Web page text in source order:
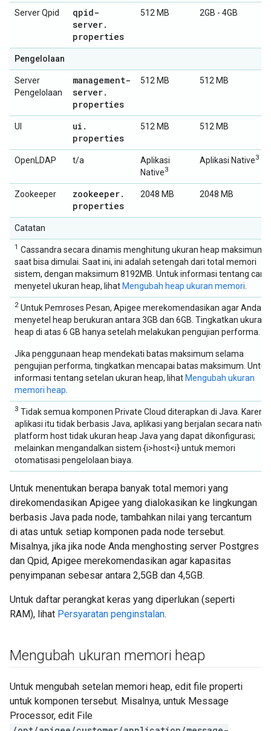
Server Qpid
qpid-
server.
properties
512 MB 2GB - 4GB
Pengelolaan
Server
Pengelolaan
management-
server.
properties
512 MB 512 MB
UI ui .
properties
512 MB 512 MB
OpenLDAP t/a
Aplikasi
Native3
Aplikasi Native3
Zookeeper zookeeper.
properties
2048 MB 2048 MB
Catatan
1 Cassandra secara dinamis menghitung ukuran heap maksimum
saat bisa dimulai. Saat ini, ini adalah setengah dari total memori
sistem, dengan maksimum 8192MB. Untuk informasi tentang cara
menyetel ukuran heap, lihat Mengubah heap ukuran memori
2 Untuk Pemroses Pesan, Apigee merekomendasikan agar Anda
menyetel heap berukuran antara 3GB dan 6GB. Tingkatkan ukuran
heap di atas 6 GB hanya setelah melakukan pengujian performa.
Jika penggunaan heap mendekati batas maksimum selama
pengujian performa, tingkatkan mencapai batas maksimum. Untuk
informasi tentang setelan ukuran heap, lihat Mengubah ukuran
memori heap
3 Tidak semua komponen Private Cloud diterapkan di Java. Karena
aplikasi itu tidak berbasis Java, aplikasi yang berjalan secara native
platform host tidak ukuran heap Java yang dapat dikonfigurasi;
melainkan mengandalkan sistem {i>host<i} untuk memori
otomatisasi pengelolaan biaya.
Untuk menentukan berapa banyak total memori yang
direkomendasikan Apigee yang dialokasikan ke lingkungan
berbasis Java pada node, tambahkan nilai yang tercantum
di atas untuk setiap komponen pada node tersebut.
Misalnya, jika jika node Anda menghosting server Postgres
dan Qpid, Apigee merekomendasikan agar kapasitas
penyimpanan sebesar antara 2,5GB dan 4,5GB.
Untuk daftar perangkat keras yang diperlukan (seperti
RAM), lihat Persyaratan penginstalan.
Mengubah ukuran memori heap
Untuk mengubah setelan memori heap, edit file properti
untuk komponen tersebut. Misalnya, untuk Message
Processor, edit File